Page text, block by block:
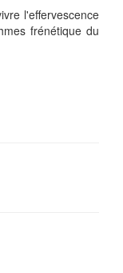
l'effervescence
frénétique du